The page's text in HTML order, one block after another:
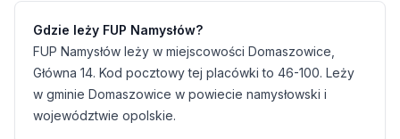
Gdzie leży FUP Namysłów?
FUP Namysłów leży w miejscowości Domaszowice,
Główna 14. Kod pocztowy tej placówki to 46-100. Leży
w gminie Domaszowice w powiecie namysłowski i
województwie opolskie.